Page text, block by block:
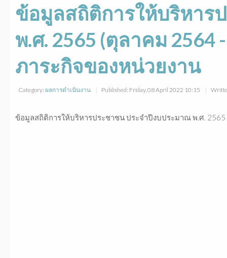
ข้อมูลสถิติการให้บริหาร
พ.ศ. 2565 (ตุลาคม
ภาระกิจของหน่วยงาน
Category: ผลการดำเนินงาน Published: Friday, 08 April 2022 10:15
ข้อมูลสถิติการให้บริหารประชาชน ประจำปีงบประมาณ พ.ศ.